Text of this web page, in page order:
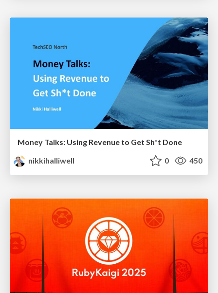
Money Talks: Using Revenue to Get Sh*t Done
nikkihalliwell
0 450